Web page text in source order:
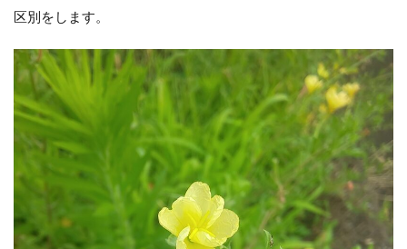
ダ
ア
ワ
ダ
チ
ソ
ウ
区別をします。